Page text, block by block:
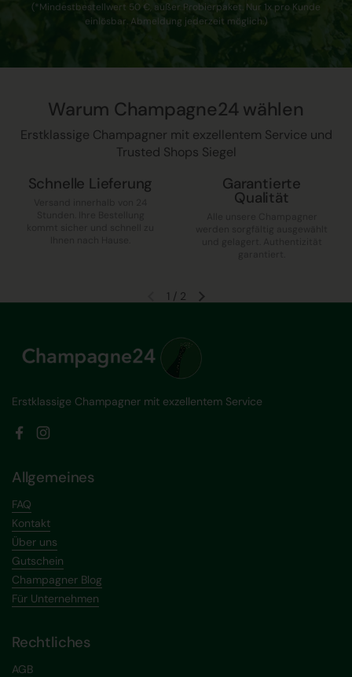
(*Mindestbestellwert 50 €, außer Probierpaket. Nur 1x pro Kunde
einlösbar. Abmeldung jederzeit möglich.)
Warum Champagne24 wählen
Erstklassige Champagner mit exzellentem Service und
Trusted Shops Siegel
Schnelle Lieferung Garantierte
Qualität
Vorherige FolieNächste Folie
1 / 2
Erstklassige Champagner mit exzellentem Service
FacebookInstagram
Allgemeines
FAQ
Kontakt
Über uns
Gutschein
Champagner Blog
Für Unternehmen
Rechtliches
AGB